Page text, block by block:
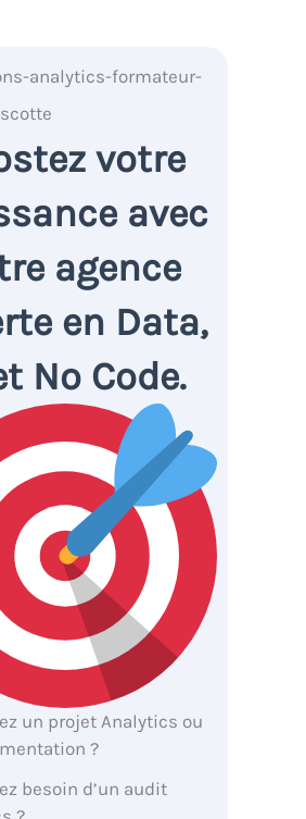
votre
avec
agence
en Data,
No Code.
un projet Analytics ou
?
besoin d’un audit